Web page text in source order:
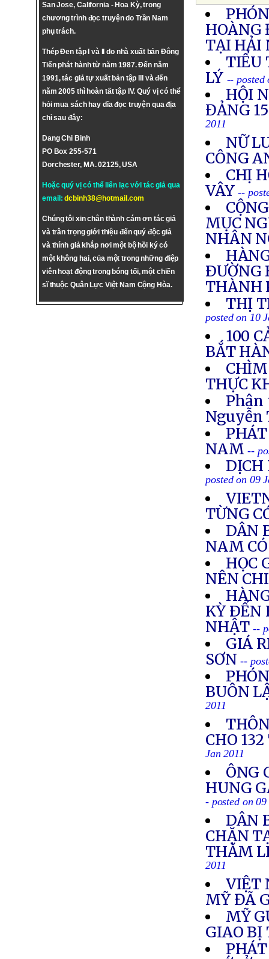
San Jose, California - Hoa Kỳ, trong
chương trình đọc truyện do Trần Nam
phụ trách.
Thép Đen tập I và II do nhà xuất bản Đông
Tiến phát hành từ năm 1987. Đến năm
1991, tác giả tự xuất bản tập III và đến
năm 2005 thì hoàn tất tập IV. Quý vị có thể
hỏi mua sách hay dĩa đọc truyện qua địa
chỉ sau đây:
Dang Chi Binh
PO Box 255-571
Dorchester, MA. 02125, USA
Hoặc quý vị có thể liên lạc với tác giả qua
email:dcbinh38@hotmail.com
Chúng tôi xin chân thành cám ơn tác giả
và trân trọng giới thiệu đến quý độc giả
và thính giả khắp nơi một bộ hồi ký có
một không hai, của một trong những điệp
viên hoạt động trong bóng tối, một chiến
sĩ thuộc Quân Lực Việt Nam Cộng Hòa.
HOÀNG
TẠI HẢI
TIỂU
LÝ -- posted
HỘI
ĐẢNG
2011
NỮ
CÔNG
CHỊ
VÂY--
MỤC
NHÂN
ÐƯỜNG
THÀNH
THỊ
posted on 10
100
BẮT
THỰC
Phân
Nguyễn
NAM--
DỊCH
posted on 09
TỪNG
DÂN
NAM
HỌC
NÊN
KỲ ÐẾN
NHẬT--
GIÁ
SƠN--
BUÔN
2011
CHO
Jan 2011
ÔNG
HUNG
- posted on
DÂN
CHẶN
THĂM
2011
VIỆT
MỸ ĐÃ
MỸ
GIAO BỊ